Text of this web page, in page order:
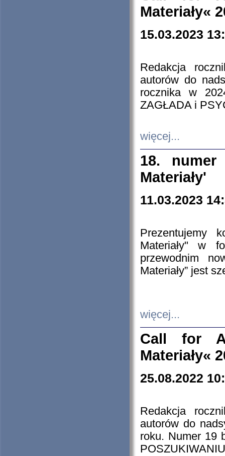
Materiały«
15.03.2023
Redakcja
autorów do
rocznika w
ZAGŁADA i
więcej...
18. numer
Materiały'
11.03.2023
Prezentujemy
Materiały" w
przewodnim
Materiały” jest
więcej...
Call for
Materiały«
25.08.2022
Redakcja
autorów do
roku. Numer 19